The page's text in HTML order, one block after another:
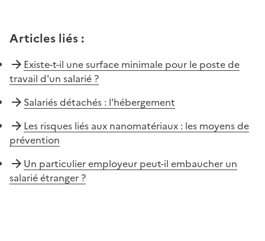
Articles liés :
Existe-t-il une surface minimale pour le poste de
travail d'un salarié ?
Salariés détachés : l'hébergement
Les risques liés aux nanomatériaux : les moyens de
prévention
Un particulier employeur peut-il embaucher un
salarié étranger ?